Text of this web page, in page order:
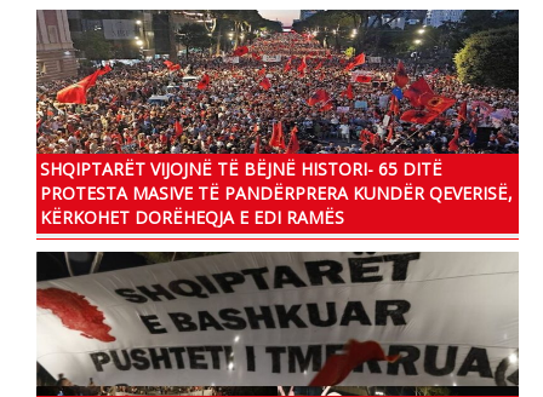
SHQIPTARËT VIJOJNË TË BËJNË HISTORI- 65 DITË
PROTESTA MASIVE TË PANDËRPRERA KUNDËR QEVERISË,
KËRKOHET DORËHEQJA E EDI RAMËS